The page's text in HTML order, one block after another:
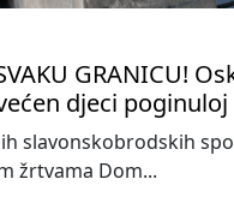
GRANICU!
djeci
slavonskobrodskih
žrtvama Dom...